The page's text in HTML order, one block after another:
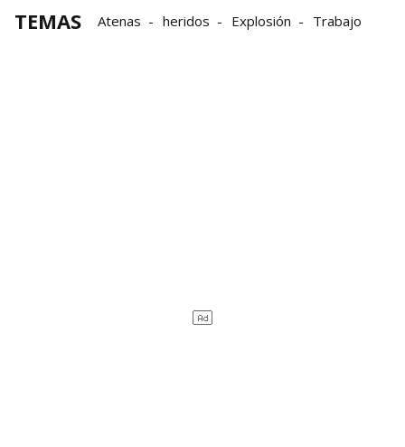
TEMAS Atenas heridos Explosión Trabajo